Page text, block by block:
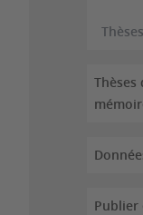
Thèses
Publier